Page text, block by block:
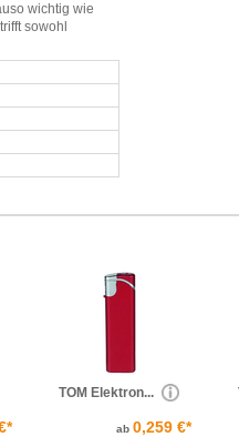
wichtig wie
sowohl
TOM Elektron...
ab 0,259 €*